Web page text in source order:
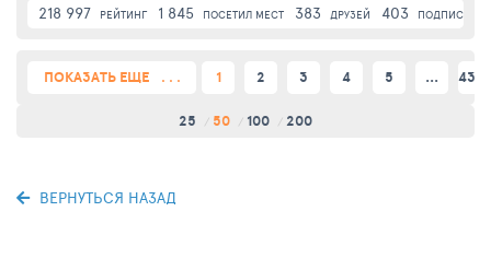
218 997 РЕЙТИНГ 1 845 ПОСЕТИЛ МЕСТ 383 ДРУЗЕЙ 403
ПОКАЗАТЬ ЕЩЕ 1 2 3 4 5 ...
25 50 100 200
ВЕРНУТЬСЯ НАЗАД